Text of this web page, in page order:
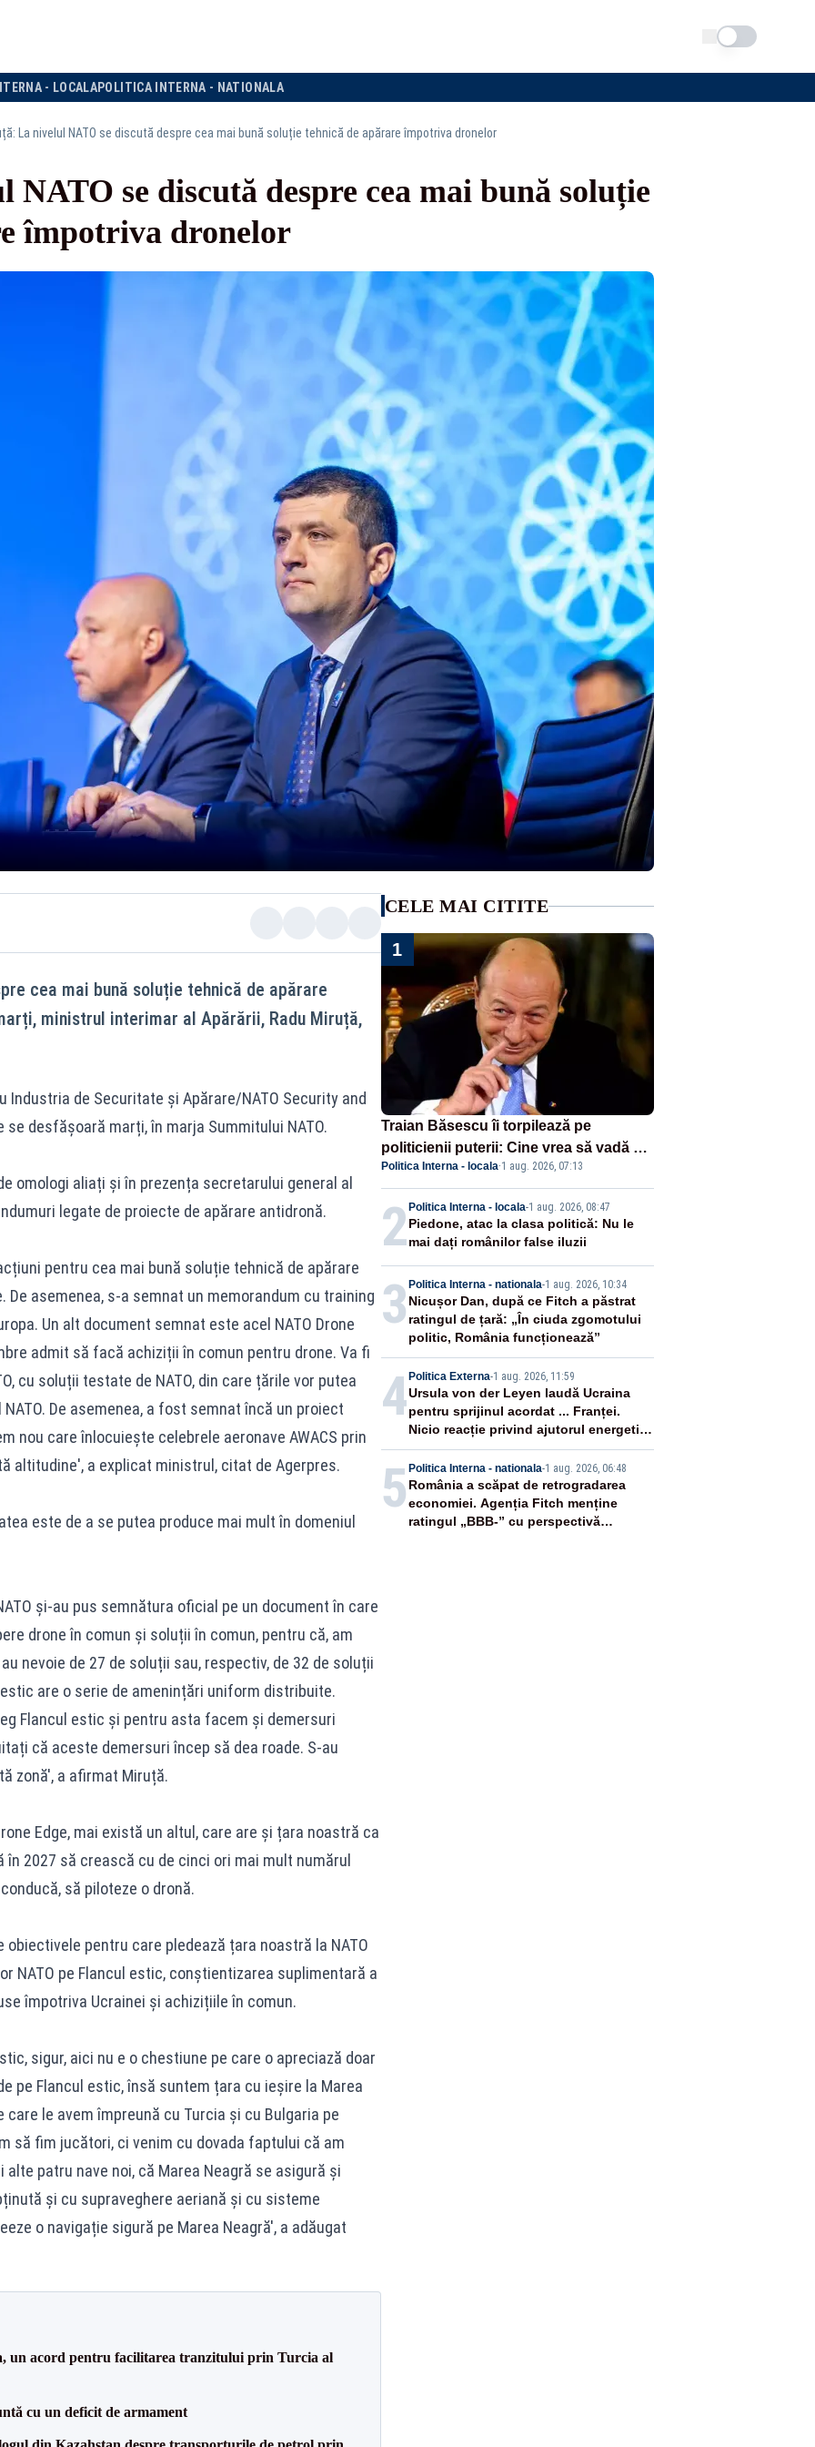
Schimba tema
- LOCALAPOLITICA INTERNA - NATIONALA
La nivelul NATO se discută despre cea mai bună soluție tehnică de apărare împotriva dronelor
se discută despre cea mai bună soluție
împotriva dronelor
cea mai bună soluție tehnică de apărare
ministrul interimar al Apărării, Radu Miruță,
Industria de Securitate și Apărare/NATO Security and
se desfășoară marți, în marja Summitului NATO.
omologi aliați și în prezența secretarului general al
legate de proiecte de apărare antidronă.
pentru cea mai bună soluție tehnică de apărare
asemenea, s-a semnat un memorandum cu training
Un alt document semnat este acel NATO Drone
admit să facă achiziții în comun pentru drone. Va fi
cu soluții testate de NATO, din care țările vor putea
De asemenea, a fost semnat încă un proiect
nou care înlocuiește celebrele aeronave AWACS prin
altitudine', a explicat ministrul, citat de Agerpres.
este de a se putea produce mai mult în domeniul
și-au pus semnătura oficial pe un document în care
drone în comun și soluții în comun, pentru că, am
nevoie de 27 de soluții sau, respectiv, de 32 de soluții
are o serie de amenințări uniform distribuite.
Flancul estic și pentru asta facem și demersuri
că aceste demersuri încep să dea roade. S-au
zonă', a afirmat Miruță.
Edge, mai există un altul, care are și țara noastră ca
2027 să crească cu de cinci ori mai mult numărul
să piloteze o dronă.
pentru care pledează țara noastră la NATO
NATO pe Flancul estic, conștientizarea suplimentară a
împotriva Ucrainei și achizițiile în comun.
sigur, aici nu e o chestiune pe care o apreciază doar
pe Flancul estic, însă suntem țara cu ieșire la Marea
le avem împreună cu Turcia și cu Bulgaria pe
să fim jucători, ci venim cu dovada faptului că am
patru nave noi, că Marea Neagră se asigură și
și cu supraveghere aeriană și cu sisteme
o navigație sigură pe Marea Neagră', a adăugat
un acord pentru facilitarea tranzitului prin Turcia al
cu un deficit de armament
CELE MAI CITITE
1
Traian Băsescu îi torpilează pe
politicienii puterii: Cine vrea să vadă ce
înseamnă să fii prost, se uită la
România
Politica Interna - locala·1 aug. 2026, 07:13
2 Politica Interna - locala-1 aug. 2026, 08:47
Piedone, atac la clasa politică: Nu le
mai dați românilor false iluzii
3 Politica Interna - nationala-1 aug. 2026, 10:34
Nicușor Dan, după ce Fitch a păstrat
ratingul de țară: „În ciuda zgomotului
politic, România funcționează”
4 Politica Externa-1 aug. 2026, 11:59
Ursula von der Leyen laudă Ucraina
pentru sprijinul acordat ... Franței.
Nicio reacție privind ajutorul energetic
promis României
5 Politica Interna - nationala-1 aug. 2026, 06:48
România a scăpat de retrogradarea
economiei. Agenția Fitch menține
ratingul „BBB-” cu perspectivă